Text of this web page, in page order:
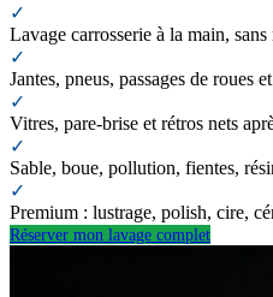
✓
Lavage carrosserie à la main,
✓
Jantes, pneus, passages de roues
✓
Vitres, pare-brise et rétros nets
✓
Sable, boue, pollution, fientes,
✓
Premium : lustrage, polish, cire,
Réserver mon lavage complet